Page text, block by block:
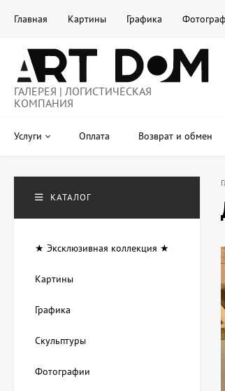
Главная Картины Графика
ГАЛЕРЕЯ | ЛОГИСТИЧЕСКАЯ
КОМПАНИЯ
Услуги Оплата Возврат и обмен
КАТАЛОГ
★ Эксклюзивная коллекция ★
Картины
Графика
Скульптуры
Фотографии